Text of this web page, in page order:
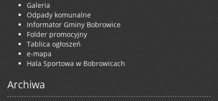
Galeria
Odpady komunalne
Informator Gminy Bobrowice
Folder promocyjny
Tablica ogłoszeń
e-mapa
Hala Sportowa w Bobrowicach
Archiwa